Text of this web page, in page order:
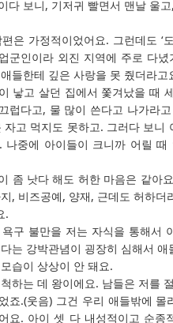
다 보니, 기저귀 빨면서 맨날 울
은 가정적이었어요. 그런데도 ‘
군인이라 외진 지역에 주로 다
들한테 깊은 사랑을 못 줬더라고
낳고 살던 집에서 쫓겨났을 때
럽다고, 물 많이 쓴다고 나가라
자고 먹지도 못하고. 그러다 보니
나중에 아이들이 크니까 어릴
좀 낫다 해도 허한 마음은 같아
, 비즈공예, 양재, 근데도 허하
.
욕구 불만을 저는 자식을 통해서
는 강박관념이 굉장히 심해서 애
습이 상상이 안 돼요.
하는 데 왕이에요. 남들은 저를
죠.(웃음) 그건 우리 애들밖에
요. 아이 셋 다 내성적이고 순종